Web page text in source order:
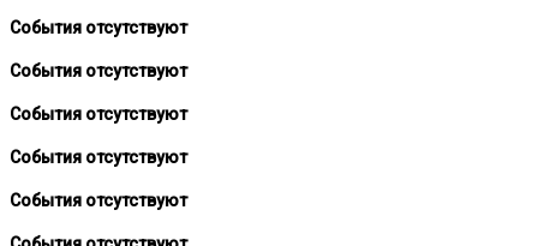
События отсутствуют
События отсутствуют
События отсутствуют
События отсутствуют
События отсутствуют